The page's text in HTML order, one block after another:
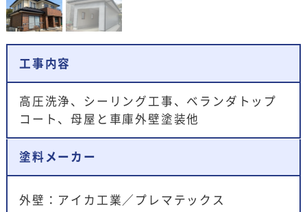
工事内容
高圧洗浄、シーリング工事、ベランダトップ
コート、母屋と車庫外壁塗装他
塗料メーカー
外壁：アイカ工業／プレマテックス